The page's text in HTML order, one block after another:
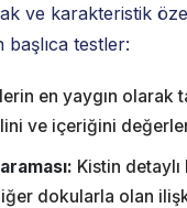
ve karakteristik
başlıca testler:
en yaygın olarak
ve içeriğini
Kistin
dokularla olan